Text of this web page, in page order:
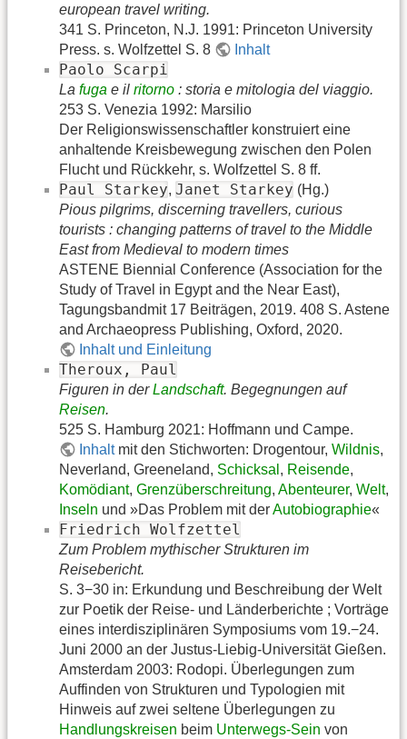
european travel writing.
341 S. Princeton, N.J. 1991: Princeton University
Press. s. Wolfzettel S. 8
Inhalt
Paolo Scarpi
La fuga e il ritorno : storia e mitologia del viaggio.
253 S. Venezia 1992: Marsilio
Der Religionswissenschaftler konstruiert eine
anhaltende Kreisbewegung zwischen den Polen
Flucht und Rückkehr, s. Wolfzettel S. 8 ff.
Paul Starkey, Janet Starkey (Hg.)
Pious pilgrims, discerning travellers, curious
tourists : changing patterns of travel to the Middle
East from Medieval to modern times
ASTENE Biennial Conference (Association for the
Study of Travel in Egypt and the Near East),
Tagungsbandmit 17 Beiträgen, 2019. 408 S. Astene
and Archaeopress Publishing, Oxford, 2020.
Inhalt und Einleitung
Theroux, Paul
Figuren in derLandschaft. Begegnungen auf
Reisen.
525 S. Hamburg 2021: Hoffmann und Campe.
Inhaltmit den Stichworten: Drogentour,Wildnis,
Neverland, Greeneland, Schicksal , Reisende,
Komödiant, Grenzüberschreitung, Abenteurer, Welt,
Inseln und »Das Problem mit derAutobiographie«
Friedrich Wolfzettel
Zum Problem mythischer Strukturen im
Reisebericht.
S. 3−30 in: Erkundung und Beschreibung der Welt
zur Poetik der Reise- und Länderberichte ; Vorträge
eines interdisziplinären Symposiums vom 19.−24.
Juni 2000 an der Justus-Liebig-Universität Gießen.
Amsterdam 2003: Rodopi. Überlegungen zum
Auffinden von Strukturen und Typologien mit
Hinweis auf zwei seltene Überlegungen zu
Handlungskreisen beim Unterwegs-Sein von